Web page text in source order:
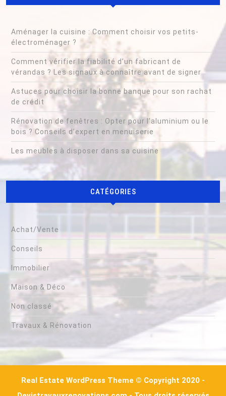
Aménager la cuisine : Comment choisir vos petits-
électroménager ?
Comment vérifier la fiabilité d’un fabricant de
vérandas ? Les signaux à connaître avant de signer
Astuces pour choisir la bonne banque pour son rachat
de crédit
Rénovation de fenêtres : Opter pour l’aluminium ou le
bois ? Conseils d’expert en menuiserie
Les meubles à disposer dans sa cuisine
CATÉGORIES
Achat/Vente
Conseils
Immobilier
Maison & Déco
Non classé
Travaux & Rénovation
Real Estate WordPress Theme © Copyright 2020 -